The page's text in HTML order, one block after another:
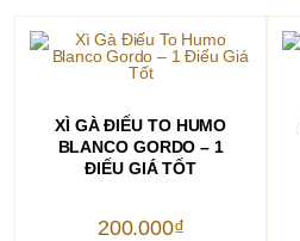
THÊM VÀO GIỎ HÀNG
XÌ GÀ ĐIẾU TO HUMO
BLANCO GORDO – 1
ĐIẾU GIÁ TỐT
200.000₫